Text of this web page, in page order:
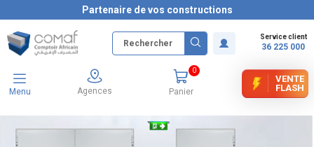
Partenaire de vos constructions
Service client
36 225 000
Menu Agences Panier
0
VENTE
FLASH